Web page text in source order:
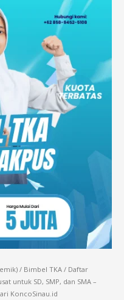
/ Bimbel TKA / Daftar
untuk SD, SMP, dan SMA –
KoncoSinau.id